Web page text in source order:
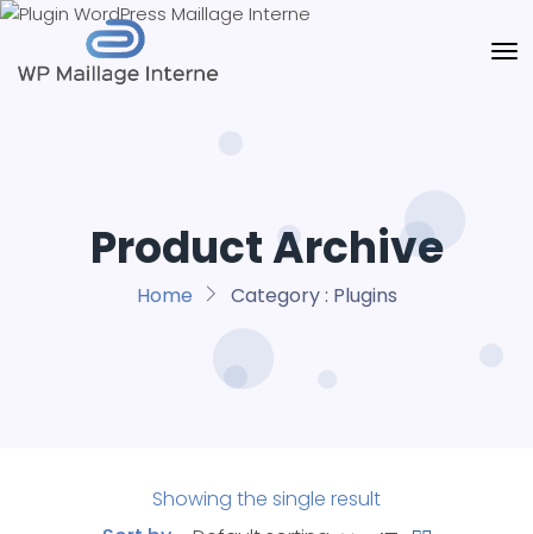
Product Archive
Home Category : Plugins
Showing the single result